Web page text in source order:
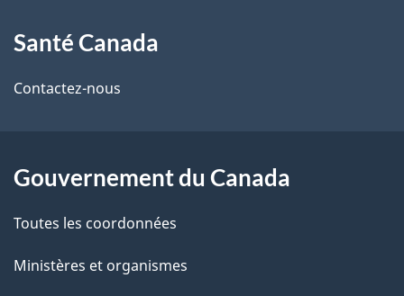
i
l
d
e
propos
de
site
Santé Canada
Contactez-nous
Gouvernement du Canada
Toutes les coordonnées
Ministères et organismes